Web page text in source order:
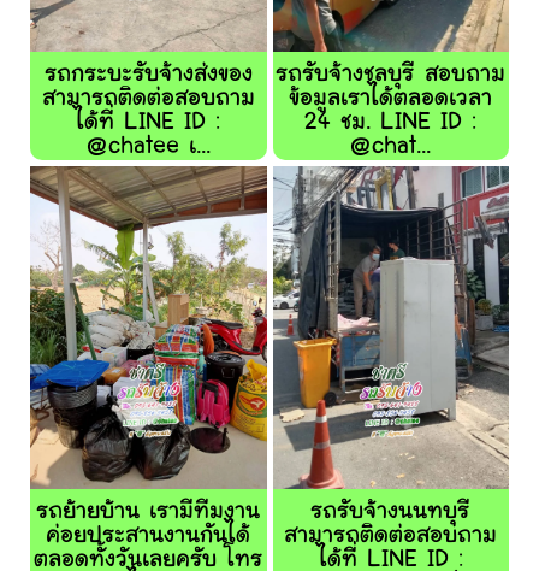
รถกระบะรับจ้างส่งของ
สามารถติดต่อสอบถาม
ได้ที่ LINE ID :
@chatee เ...
รถรับจ้างชลบุรี สอบถาม
ข้อมูลเราได้ตลอดเวลา
24 ชม. LINE ID :
@chat...
รถย้ายบ้าน เรามีทีมงาน
ค่อยประสานงานกันได้
ตลอดทั้งวันเลยครับ โทร
รถรับจ้างนนทบุรี
สามารถติดต่อสอบถาม
ได้ที่ LINE ID :